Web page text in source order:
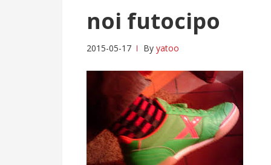
noi futocipo
2015-05-17 By yatoo